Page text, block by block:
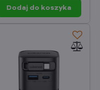
Dodaj do koszyka